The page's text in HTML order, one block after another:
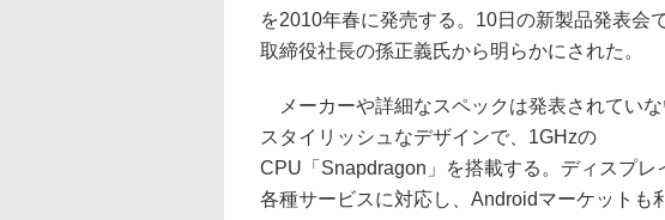
を2010年春に発売する。10日の新製品発表会
取締役社長の孫正義氏から明らかにされた。
メーカーや詳細なスペックは発表されていな
スタイリッシュなデザインで、1GHzの
CPU「Snapdragon」を搭載する。ディスプ
各種サービスに対応し、Androidマーケットも